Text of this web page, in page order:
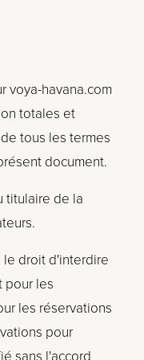
voya-havana.com
totales et
tous les termes
document.
titulaire de la
le droit d'interdire
pour les
les réservations
pour
sans l'accord